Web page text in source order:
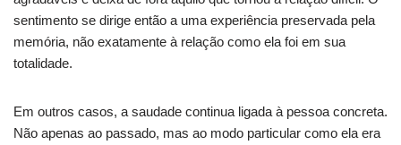
sentimento se dirige então a uma experiência preservada pela
memória, não exatamente à relação como ela foi em sua
totalidade.
Em outros casos, a saudade continua ligada à pessoa concreta.
Não apenas ao passado, mas ao modo particular como ela era